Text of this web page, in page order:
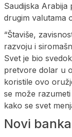
Saudijska
drugim valutama
“Štaviše,
razvoju i
Svet je bio
pretvore dolar u
koristile ovo
se može
kako se svet
Novi